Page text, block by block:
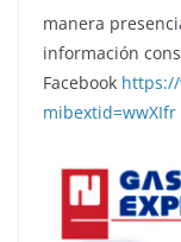
manera
información
Facebook https://
mibextid=wwXIfr